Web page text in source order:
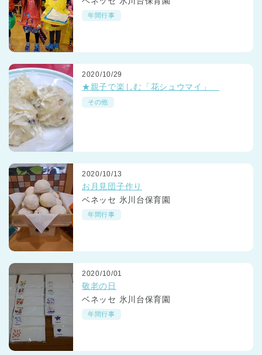
年間行事
2020/10/29
★親子で楽しむ「花シュウマイ」
その他
2020/10/13
お月見団子作り
ベネッセ 氷川台保育園
年間行事
2020/10/01
敬老の日
ベネッセ 氷川台保育園
年間行事